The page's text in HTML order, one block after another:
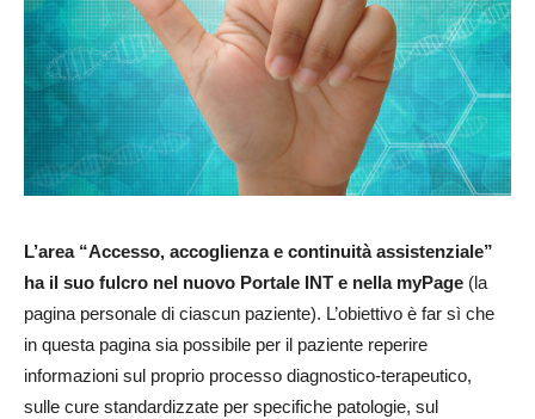
L’area “Accesso, accoglienza e continuità assistenziale”
ha il suo fulcro nel nuovo Portale INT e nella myPage (la
pagina personale di ciascun paziente). L’obiettivo è far sì che
in questa pagina sia possibile per il paziente reperire
informazioni sul proprio processo diagnostico-terapeutico,
sulle cure standardizzate per specifiche patologie, sul